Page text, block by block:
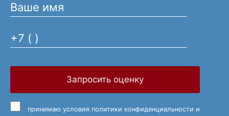
Запросить оценку
принимаю условия политики конфиденциальности и